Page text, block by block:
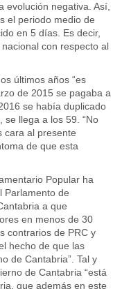
evolución negativa. Así,
el periodo medio de
en 5 días. Es decir,
con respecto al
últimos años “es
de 2015 se pagaba a
se había duplicado
se llega a los 59. “No
cara al presente
de que esta
Popular ha
Parlamento de
a que
en menos de 30
contrarios de PRC y
hecho de que las
de Cantabria”. Tal y
de Cantabria “está
que además en este